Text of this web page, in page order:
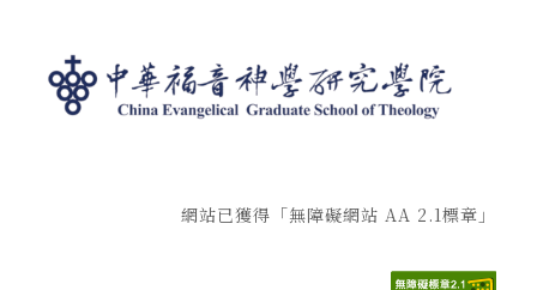
網站已獲得「無障礙網站 AA 2.1標章」